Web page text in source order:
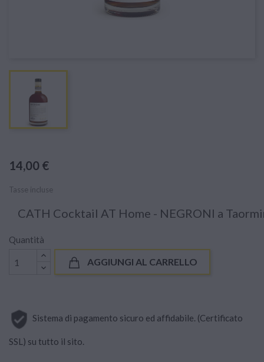
14,00 €
Tasse incluse
CATH Cocktail AT Home - NEGRONI a
Quantità
AGGIUNGI AL CARRELLO
Sistema di pagamento sicuro ed affidabile. (Certificato
SSL) su tutto il sito.